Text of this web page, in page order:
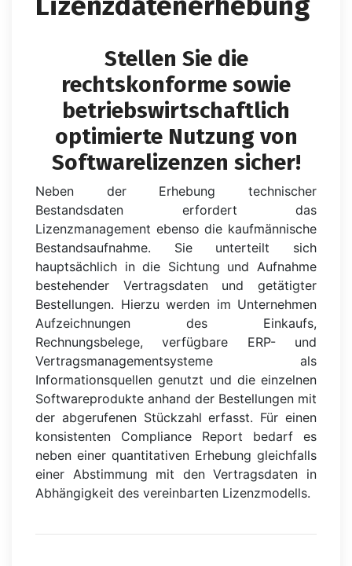
Stellen Sie die
rechtskonforme sowie
betriebswirtschaftlich
optimierte Nutzung von
Softwarelizenzen sicher!
Neben der Erhebung technischer
Bestandsdaten erfordert das
Lizenzmanagement ebenso die kaufmännische
Bestandsaufnahme. Sie unterteilt sich
hauptsächlich in die Sichtung und Aufnahme
bestehender Vertragsdaten und getätigter
Bestellungen. Hierzu werden im Unternehmen
Aufzeichnungen des Einkaufs,
Rechnungsbelege, verfügbare ERP- und
Vertragsmanagementsysteme als
Informationsquellen genutzt und die einzelnen
Softwareprodukte anhand der Bestellungen mit
der abgerufenen Stückzahl erfasst. Für einen
konsistenten Compliance Report bedarf es
neben einer quantitativen Erhebung gleichfalls
einer Abstimmung mit den Vertragsdaten in
Abhängigkeit des vereinbarten Lizenzmodells.